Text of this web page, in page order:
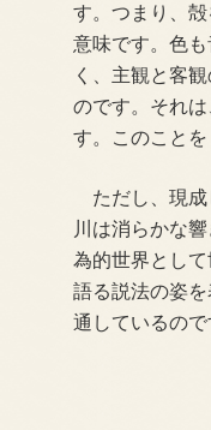
す。つまり、
意味です。色
く、主観と客
のです。それ
す。このことを
ただし、現成
川は消らかな
為的世界とし
語る説法の姿
通しているので